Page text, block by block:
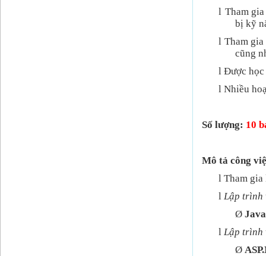
l Tham
bị kỹ
l Tham
cũng
l Được học
l Nhiều
Số lượng: 10
Mô tả công
l Tham
l Lập trình
Ø
l Lập
Ø